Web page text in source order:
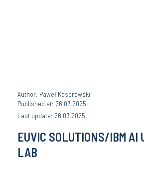
Author: Paweł Kasprowski
Published at: 26.03.2025
Last update: 26.03.2025
EUVIC SOLUTIONS/IBM AI
LAB